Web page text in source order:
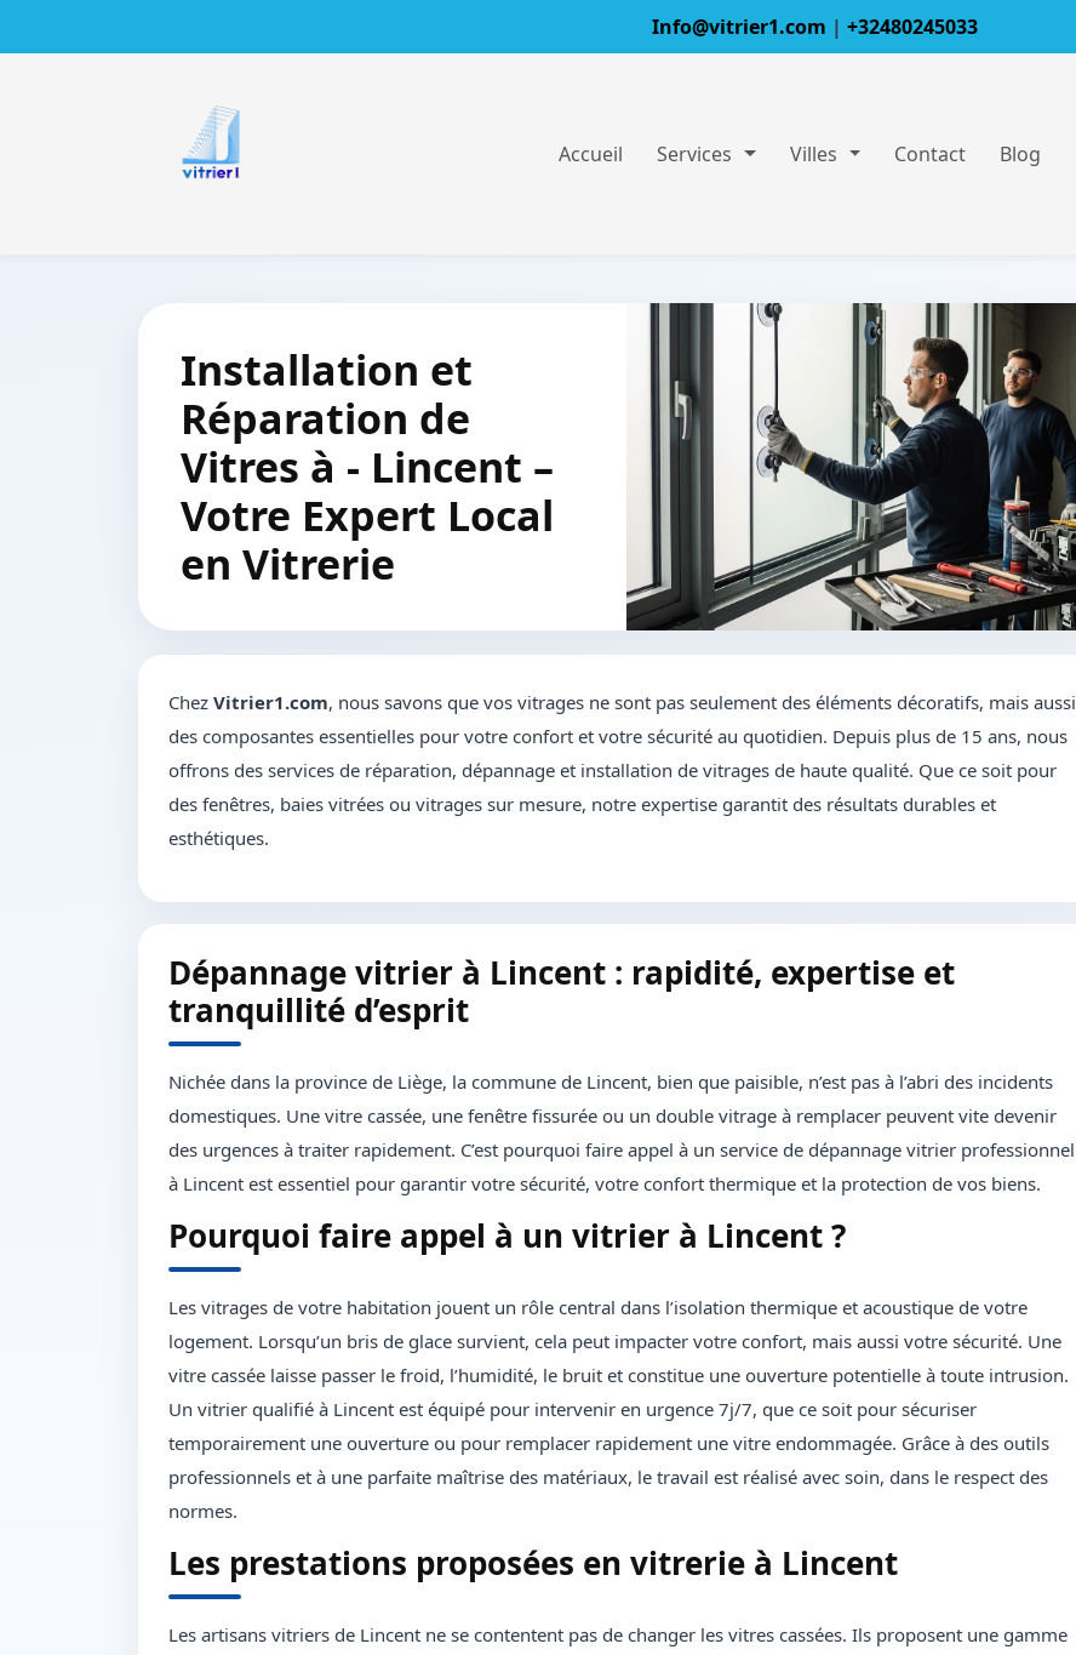
Info@vitrier1.com | +32480245033
Accueil Services Villes Contact Blog
Installation et
Réparation de
Vitres à - Lincent –
Votre Expert Local
en Vitrerie
Chez Vitrier1.com, nous savons que vos vitrages ne sont pas seulement des éléments décoratifs, mais aussi
des composantes essentielles pour votre confort et votre sécurité au quotidien. Depuis plus de 15 ans, nous
offrons des services de réparation, dépannage et installation de vitrages de haute qualité. Que ce soit pour
des fenêtres, baies vitrées ou vitrages sur mesure, notre expertise garantit des résultats durables et
esthétiques.
Dépannage vitrier à Lincent : rapidité, expertise et
tranquillité d’esprit
Nichée dans la province de Liège, la commune de Lincent, bien que paisible, n’est pas à l’abri des incidents
domestiques. Une vitre cassée, une fenêtre fissurée ou un double vitrage à remplacer peuvent vite devenir
des urgences à traiter rapidement. C’est pourquoi faire appel à un service de dépannage vitrier professionnel
à Lincent est essentiel pour garantir votre sécurité, votre confort thermique et la protection de vos biens.
Pourquoi faire appel à un vitrier à Lincent ?
Les vitrages de votre habitation jouent un rôle central dans l’isolation thermique et acoustique de votre
logement. Lorsqu’un bris de glace survient, cela peut impacter votre confort, mais aussi votre sécurité. Une
vitre cassée laisse passer le froid, l’humidité, le bruit et constitue une ouverture potentielle à toute intrusion.
Un vitrier qualifié à Lincent est équipé pour intervenir en urgence 7j/7, que ce soit pour sécuriser
temporairement une ouverture ou pour remplacer rapidement une vitre endommagée. Grâce à des outils
professionnels et à une parfaite maîtrise des matériaux, le travail est réalisé avec soin, dans le respect des
normes.
Les prestations proposées en vitrerie à Lincent
Les artisans vitriers de Lincent ne se contentent pas de changer les vitres cassées. Ils proposent une gamme